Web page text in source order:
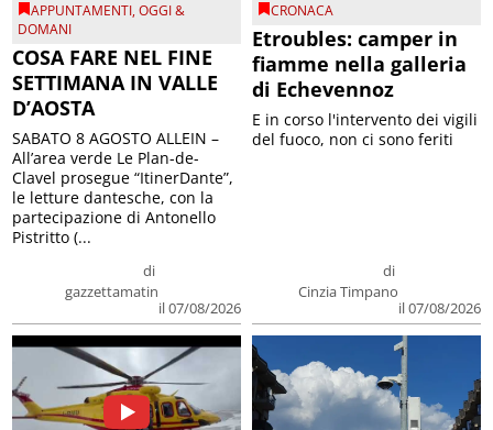
APPUNTAMENTI,OGGI &
DOMANI
COSA FARE NEL FINE
SETTIMANA IN VALLE
D’AOSTA
di
gazzettamatin
il 07/08/2026
SABATO 8 AGOSTO ALLEIN –
All’area verde Le Plan-de-
Clavel prosegue “ItinerDante”,
le letture dantesche, con la
partecipazione di Antonello
Pistritto (...
CRONACA
Etroubles: camper in
fiamme nella galleria
di Echevennoz
di
Cinzia Timpano
il 07/08/2026
E in corso l'intervento dei vigili
del fuoco, non ci sono feriti